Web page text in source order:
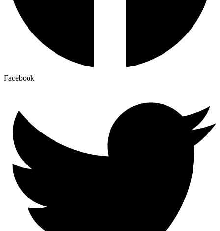
Facebook